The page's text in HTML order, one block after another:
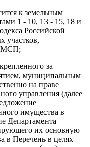
к земельным
1 - 10, 13 - 15, 18 и
Российской
участков,
МСП;
за
муниципальным
на праве
управления (далее
имущества в
Департамента
их основную
в Перечень в целях